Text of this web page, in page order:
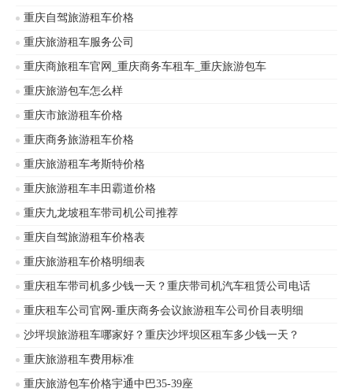
重庆自驾旅游租车价格
重庆旅游租车服务公司
重庆商旅租车官网_重庆商务车租车_重庆旅游包车
重庆旅游包车怎么样
重庆市旅游租车价格
重庆商务旅游租车价格
重庆旅游租车考斯特价格
重庆旅游租车丰田霸道价格
重庆九龙坡租车带司机公司推荐
重庆自驾旅游租车价格表
重庆旅游租车价格明细表
重庆租车带司机多少钱一天？重庆带司机汽车租赁公司电话
重庆租车公司官网-重庆商务会议旅游租车公司价目表明细
沙坪坝旅游租车哪家好？重庆沙坪坝区租车多少钱一天？
重庆旅游租车费用标准
重庆旅游包车价格宇通中巴35-39座